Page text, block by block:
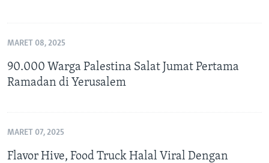
MARET 08, 2025
90.000 Warga Palestina Salat Jumat Pertama
Ramadan di Yerusalem
MARET 07, 2025
Flavor Hive, Food Truck Halal Viral Dengan